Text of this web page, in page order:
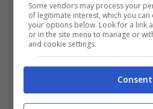
grigia racchiudono
clientela di collezionisti,
all’unicità delle preziose
simbolo di status.
Ho voglia di elencare i
Some vendors may process your
of legitimate interest, which you
your options below. Look for a link
or in the site menu to manage or
and cookie settings.
Consent